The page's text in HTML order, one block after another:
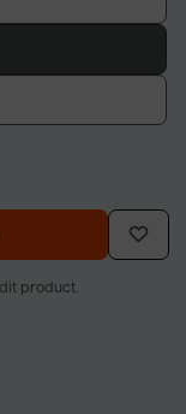
product.